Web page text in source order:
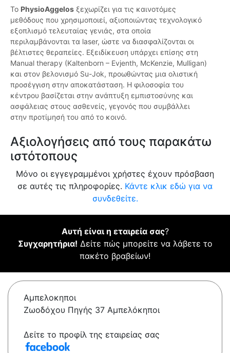
Το PhysioAggelos ξεχωρίζει για τις καινοτόμες
μεθόδους που χρησιμοποιεί, αξιοποιώντας τεχνολογικό
εξοπλισμό τελευταίας γενιάς, στα οποία
περιλαμβάνονται τα laser, ώστε να διασφαλίζονται οι
βέλτιστες θεραπείες. Εξειδίκευση υπάρχει επίσης στη
Manual therapy (Kaltenborn – Evjenth, McKenzie, Mulligan)
και στον βελονισμό Su-Jok, προωθώντας μια ολιστική
προσέγγιση στην αποκατάσταση. Η φιλοσοφία του
κέντρου βασίζεται στην ανάπτυξη εμπιστοσύνης και
ασφάλειας στους ασθενείς, γεγονός που συμβάλλει
στην προτίμησή του από το κοινό.
Αξιολογήσεις από τους παρακάτω
ιστότοπους
Μόνο οι εγγεγραμμένοι χρήστες έχουν πρόσβαση
σε αυτές τις πληροφορίες. Κάντε κλικ εδώ για να
συνδεθείτε.
Αυτή είναι η εταιρεία σας?
Συγχαρητήρια! Δείτε πώς μπορείτε να λάβετε το
πακέτο βραβείων!
Αμπελοκηποι
Ζωοδόχου Πηγής 37 Αμπελόκηποι
Δείτε το προφίλ της εταιρείας σας